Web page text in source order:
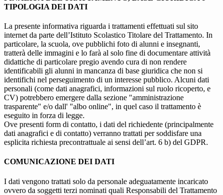
TIPOLOGIA DEI DATI
La presente informativa riguarda i trattamenti effettuati sul sito
internet da parte dell’Istituto Scolastico Titolare del Trattamento. In
particolare, la scuola, ove pubblichi foto di alunni e insegnanti,
tratterà delle immagini e lo farà al solo fine di documentare attività
didattiche di particolare pregio avendo cura di non rendere
identificabili gli alunni in mancanza di base giuridica che non si
identifichi nel perseguimento di un interesse pubblico. Alcuni dati
personali (come dati anagrafici, informazioni sul ruolo ricoperto, e
CV) potrebbero emergere dalla sezione "amministrazione
trasparente" e/o dall' "albo online", in quel caso il trattamento è
eseguito in forza di legge.
Ove presenti form di contatto, i dati del richiedente (principalmente
dati anagrafici e di contatto) verranno trattati per soddisfare una
esplicita richiesta precontrattuale ai sensi dell’art. 6 b) del GDPR.
COMUNICAZIONE DEI DATI
I dati vengono trattati solo da personale adeguatamente incaricato
ovvero da soggetti terzi nominati quali Responsabili del Trattamento